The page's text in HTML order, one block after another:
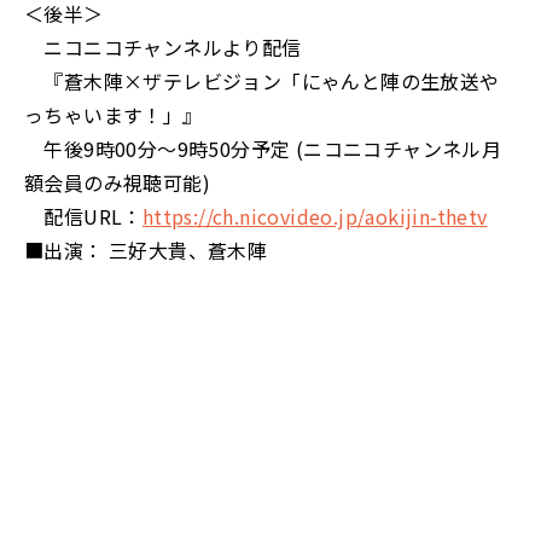
＜後半＞
ニコニコチャンネルより配信
『蒼木陣×ザテレビジョン「にゃんと陣の生放送や
っちゃいます！」』
午後9時00分～9時50分予定 (ニコニコチャンネル月
額会員のみ視聴可能)
配信URL： https://ch.nicovideo.jp/aokijin-thetv
■出演： 三好大貴、蒼木陣